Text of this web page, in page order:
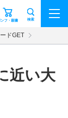
ンフ・願書 検索
ドGET
近い大